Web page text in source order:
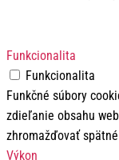
Funkcionalita
Funkcionalita
Funkčné súbory
zdieľanie obsahu
zhromažďovať
Výkon